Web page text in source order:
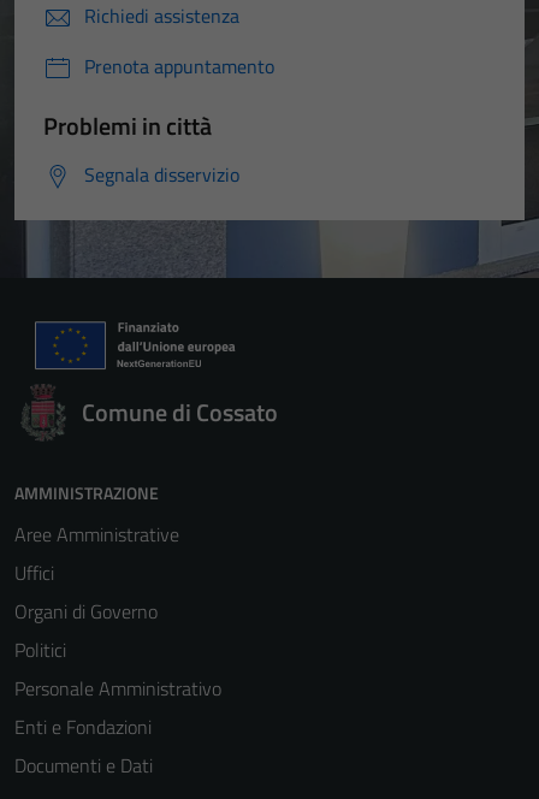
Richiedi assistenza
Prenota appuntamento
Problemi in città
Segnala disservizio
Comune di Cossato
AMMINISTRAZIONE
Aree Amministrative
Uffici
Organi di Governo
Politici
Personale Amministrativo
Enti e Fondazioni
Documenti e Dati